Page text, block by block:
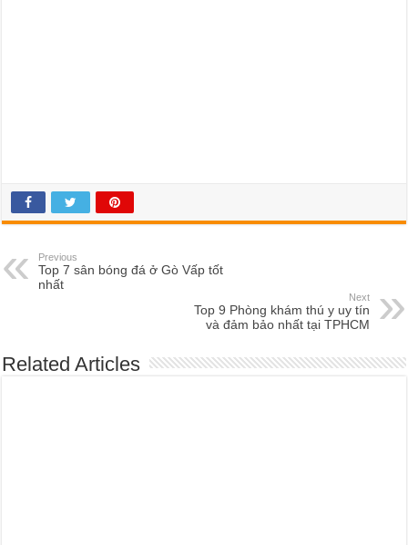
Previous
Top 7 sân bóng đá ở Gò Vấp tốt
nhất
Next
Top 9 Phòng khám thú y uy tín
và đảm bảo nhất tại TPHCM
Related Articles